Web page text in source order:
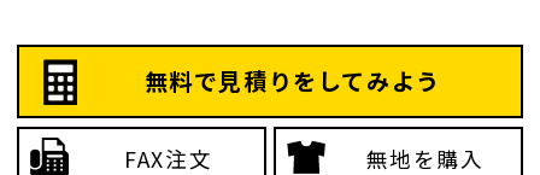
無料で見積りをしてみよう
FAX注文 無地を購入